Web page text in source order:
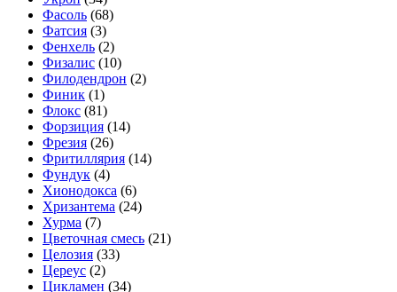
Фасоль (68)
Фатсия (3)
Фенхель (2)
Физалис (10)
Филодендрон (2)
Финик (1)
Флокс (81)
Форзиция (14)
Фрезия (26)
Фритиллярия (14)
Фундук (4)
Хионодокса (6)
Хризантема (24)
Хурма (7)
Цветочная смесь (21)
Целозия (33)
Цереус (2)
Цикламен (34)